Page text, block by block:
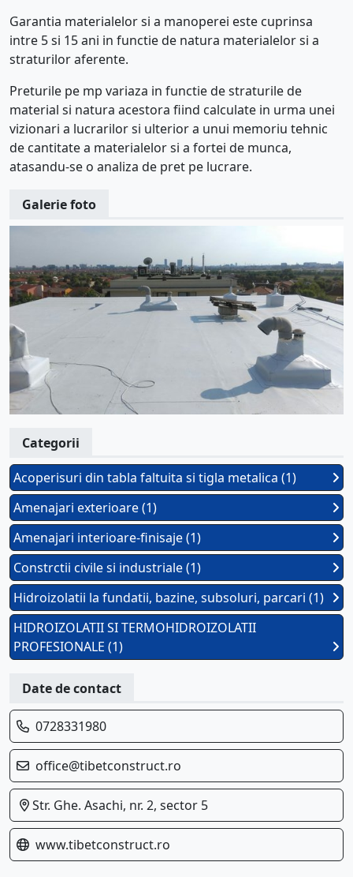
Garantia materialelor si a manoperei este cuprinsa
intre 5 si 15 ani in functie de natura materialelor si a
straturilor aferente.
Preturile pe mp variaza in functie de straturile de
material si natura acestora fiind calculate in urma unei
vizionari a lucrarilor si ulterior a unui memoriu tehnic
de cantitate a materialelor si a fortei de munca,
atasandu-se o analiza de pret pe lucrare.
Galerie foto
Categorii
Acoperisuri din tabla faltuita si tigla metalica (1)
Amenajari exterioare (1)
Amenajari interioare-finisaje (1)
Constrctii civile si industriale (1)
Hidroizolatii la fundatii, bazine, subsoluri, parcari (1)
HIDROIZOLATII SI TERMOHIDROIZOLATII
PROFESIONALE (1)
Date de contact
0728331980
office@tibetconstruct.ro
Str. Ghe. Asachi, nr. 2, sector 5
www.tibetconstruct.ro